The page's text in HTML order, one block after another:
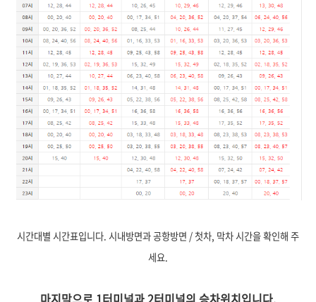
시간대별 시간표입니다. 시내방면과 공항방면 / 첫차, 막차 시간을 확인해 주
세요.
마지막으로 1터미널과 2터미널의 승차위치입니다.